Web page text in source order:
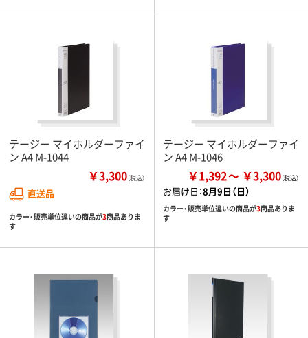
テージー マイホルダーファイ
ン A4 M-1044
￥3,300（税込）
直送品
カラー・販売単位違いの商品が3商品ありま
す
テージー マイホルダーファイ
ン A4 M-1046
￥1,392 ￥3,300
お届け日：8月9日（日）
カラー・販売単位違いの商品が3商品ありま
す